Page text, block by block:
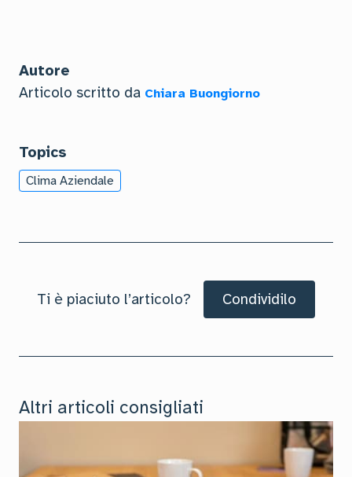
Autore
Articolo scritto da Chiara Buongiorno
Topics
Clima Aziendale
Ti è piaciuto l’articolo? Condividilo
Altri articoli consigliati